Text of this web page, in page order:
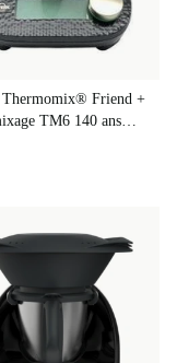
Thermomix® Friend +
TM6 140 ans